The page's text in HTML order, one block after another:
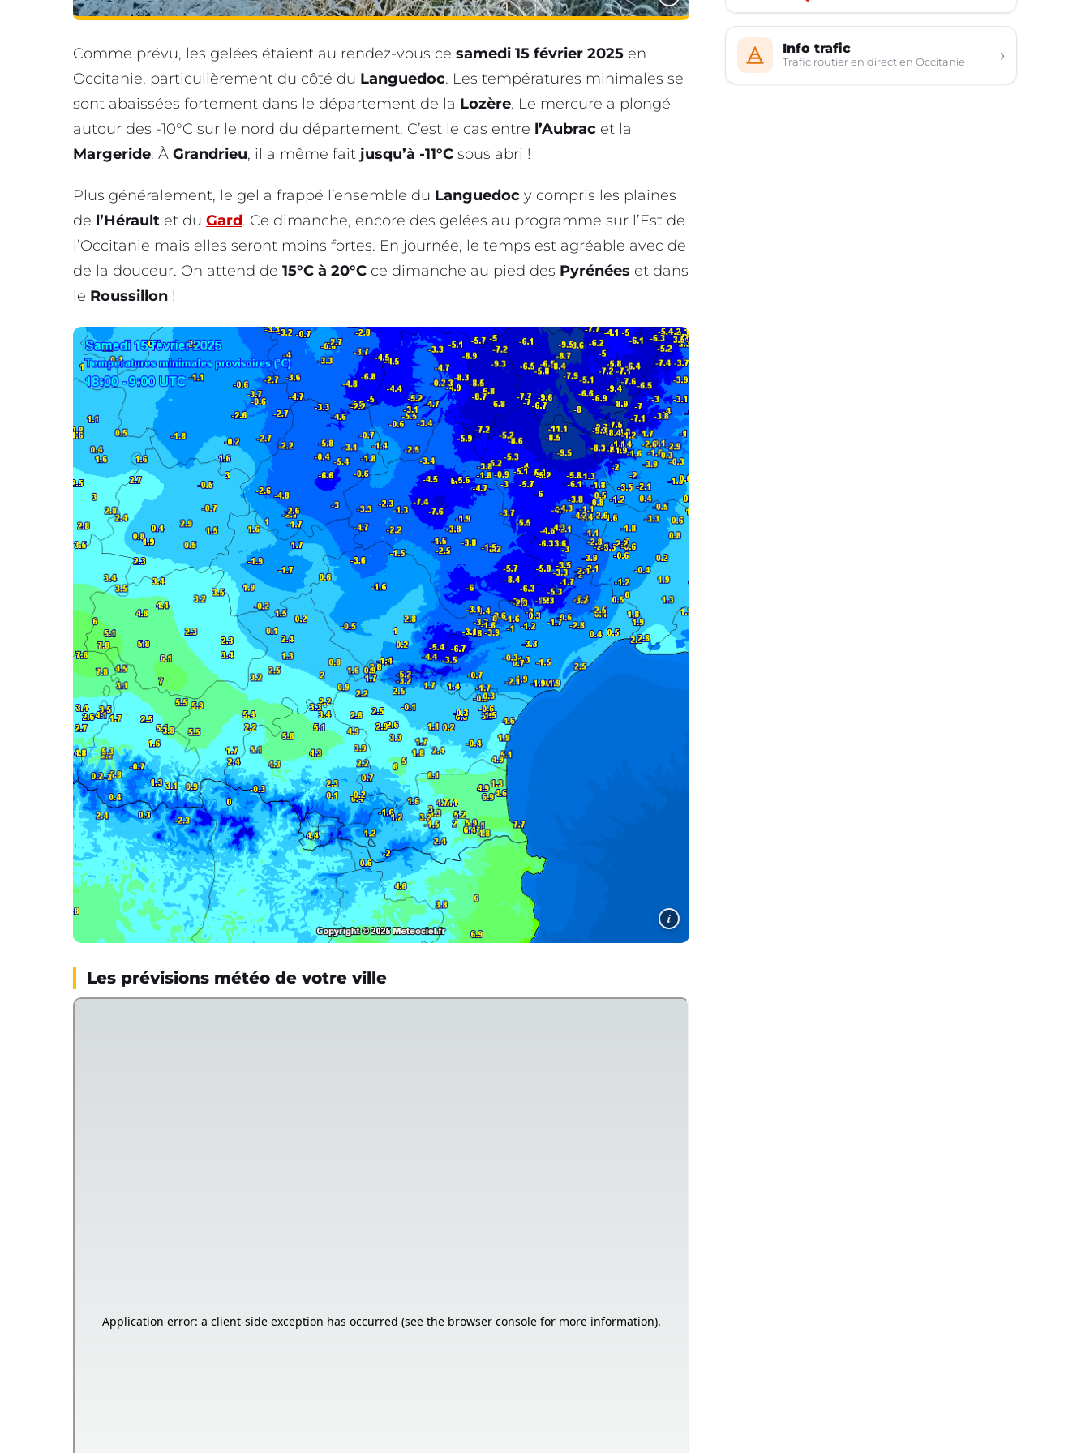
Comme prévu, les gelées étaient au rendez-vous ce samedi 15 février 2025 en
Occitanie, particulièrement du côté du Languedoc. Les températures minimales se
sont abaissées fortement dans le département de la Lozère. Le mercure a plongé
autour des -10°C sur le nord du département. C’est le cas entre l’Aubrac et la
Margeride. À Grandrieu, il a même fait jusqu’à -11°C sous abri !
Plus généralement, le gel a frappé l’ensemble du Languedoc y compris les plaines
de l’Hérault et du Gard. Ce dimanche, encore des gelées au programme sur l’Est de
l’Occitanie mais elles seront moins fortes. En journée, le temps est agréable avec de
de la douceur. On attend de 15°C à 20°C ce dimanche au pied des Pyrénées et dans
le Roussillon !
i
Les prévisions météo de votre ville
Info trafic
Trafic routier en direct en Occitanie ›